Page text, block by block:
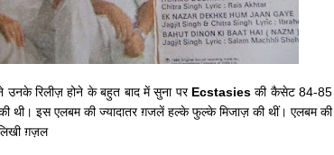
उनके रिलीज़ होने के बहुत बाद में सुना पर Ecstasiesकी कैसेट 84-85
थी। इस एलबम की ज्यादातर ग़जलें हल्के फुल्के मिजाज़ की थीं। एलबम की
ग़ज़ल